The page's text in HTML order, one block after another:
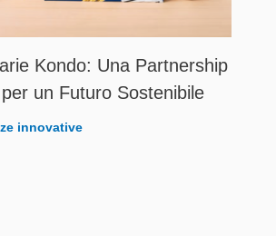
Kondo: Una Partnership
un Futuro Sostenibile
innovative